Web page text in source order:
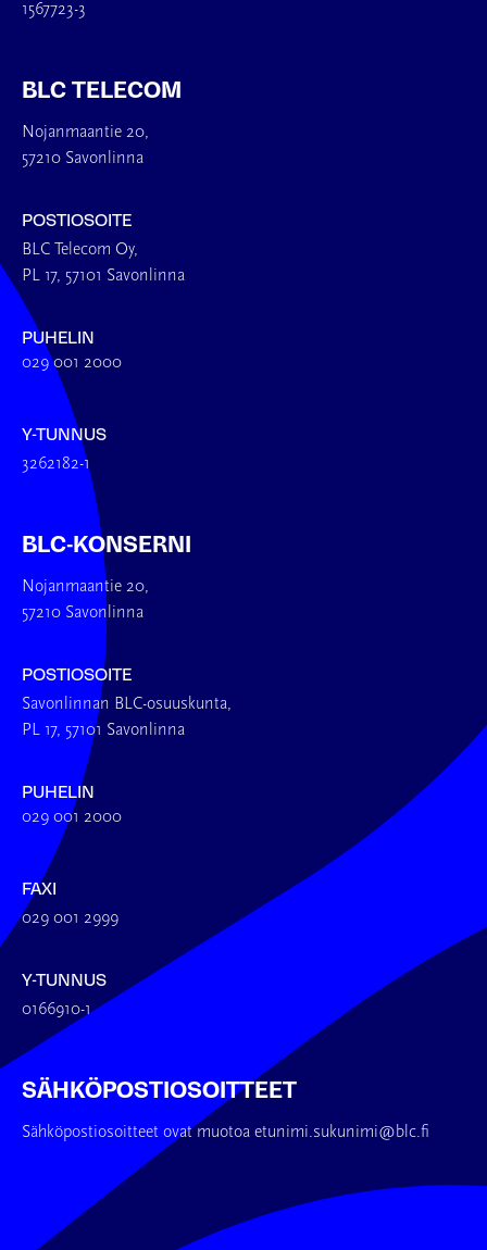
1567723-3
BLC TELECOM
Nojanmaantie 20,
57210 Savonlinna
POSTIOSOITE
BLC Telecom Oy,
PL 17, 57101 Savonlinna
PUHELIN
029 001 2000
Y-TUNNUS
3262182-1
BLC-KONSERNI
Nojanmaantie 20,
57210 Savonlinna
POSTIOSOITE
Savonlinnan BLC-osuuskunta,
PL 17, 57101 Savonlinna
PUHELIN
029 001 2000
FAXI
029 001 2999
Y-TUNNUS
0166910-1
SÄHKÖPOSTIOSOITTEET
Sähköpostiosoitteet ovat muotoa etunimi.sukunimi@blc.fi